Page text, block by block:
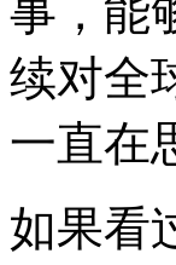
事，能
续对全
一直在
如果看